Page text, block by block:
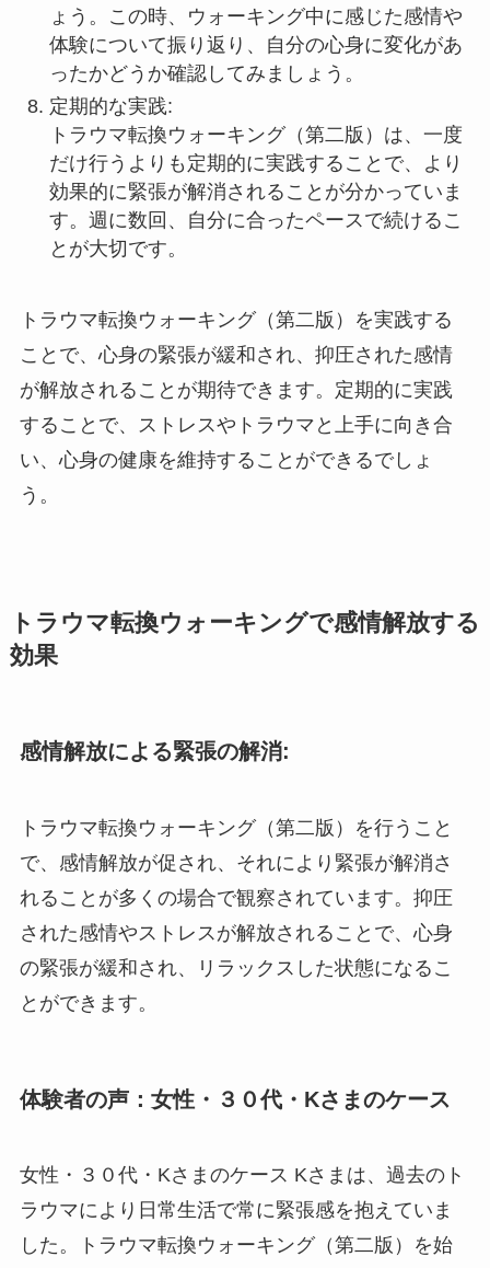
ょう。この時、ウォーキング中に感じた感情や
体験について振り返り、自分の心身に変化があ
ったかどうか確認してみましょう。
定期的な実践:
トラウマ転換ウォーキング（第二版）は、一度
だけ行うよりも定期的に実践することで、より
効果的に緊張が解消されることが分かっていま
す。週に数回、自分に合ったペースで続けるこ
とが大切です。
トラウマ転換ウォーキング（第二版）を実践する
ことで、心身の緊張が緩和され、抑圧された感情
が解放されることが期待できます。定期的に実践
することで、ストレスやトラウマと上手に向き合
い、心身の健康を維持することができるでしょ
う。
トラウマ転換ウォーキングで感情解放する
効果
感情解放による緊張の解消:
トラウマ転換ウォーキング（第二版）を行うこと
で、感情解放が促され、それにより緊張が解消さ
れることが多くの場合で観察されています。抑圧
された感情やストレスが解放されることで、心身
の緊張が緩和され、リラックスした状態になるこ
とができます。
体験者の声：女性・３０代・Kさまのケース
女性・３０代・Kさまのケース Kさまは、過去のト
ラウマにより日常生活で常に緊張感を抱えていま
した。トラウマ転換ウォーキング（第二版）を始